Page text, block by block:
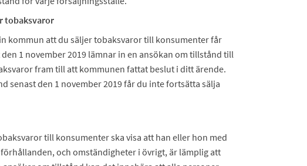
tobaksvaror
kommun att du säljer tobaksvaror till konsumenter får
1 november 2019 lämnar in en ansökan om tillstånd till
fram till att kommunen fattat beslut i ditt ärende.
senast den 1 november 2019 får du inte fortsätta sälja
till konsumenter ska visa att han eller hon med
och omständigheter i övrigt, är lämplig att